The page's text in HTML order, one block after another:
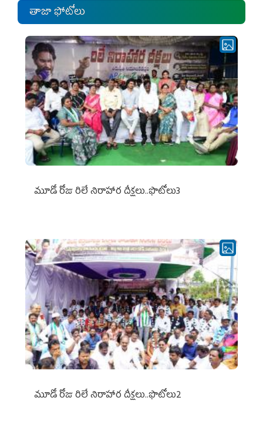
తాజా ఫోటోలు
మూడో రోజు రిలే నిరాహార దీక్షలు..ఫొటోలు3
మూడో రోజు రిలే నిరాహార దీక్షలు..ఫొటోలు2